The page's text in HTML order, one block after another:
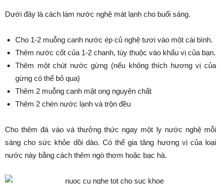
Dưới đây là cách làm nước nghệ mát lạnh cho buổi sáng.
Cho 1-2 muỗng canh nước ép củ nghệ tươi vào một cái bình.
Thêm nước cốt của 1-2 chanh, tùy thuộc vào khẩu vị của bạn.
Thêm một chút nước gừng (nếu không thích hương vị của
gừng có thể bỏ qua)
Thêm 2 muỗng canh mật ong nguyên chất
Thêm 2 chén nước lạnh và trộn đều
Cho thêm đá vào và thưởng thức ngay một ly nước nghệ mỗi
sáng cho sức khỏe dồi dào. Có thể gia tăng hương vị của loại
nước này bằng cách thêm ngò thơm hoặc bạc hà.